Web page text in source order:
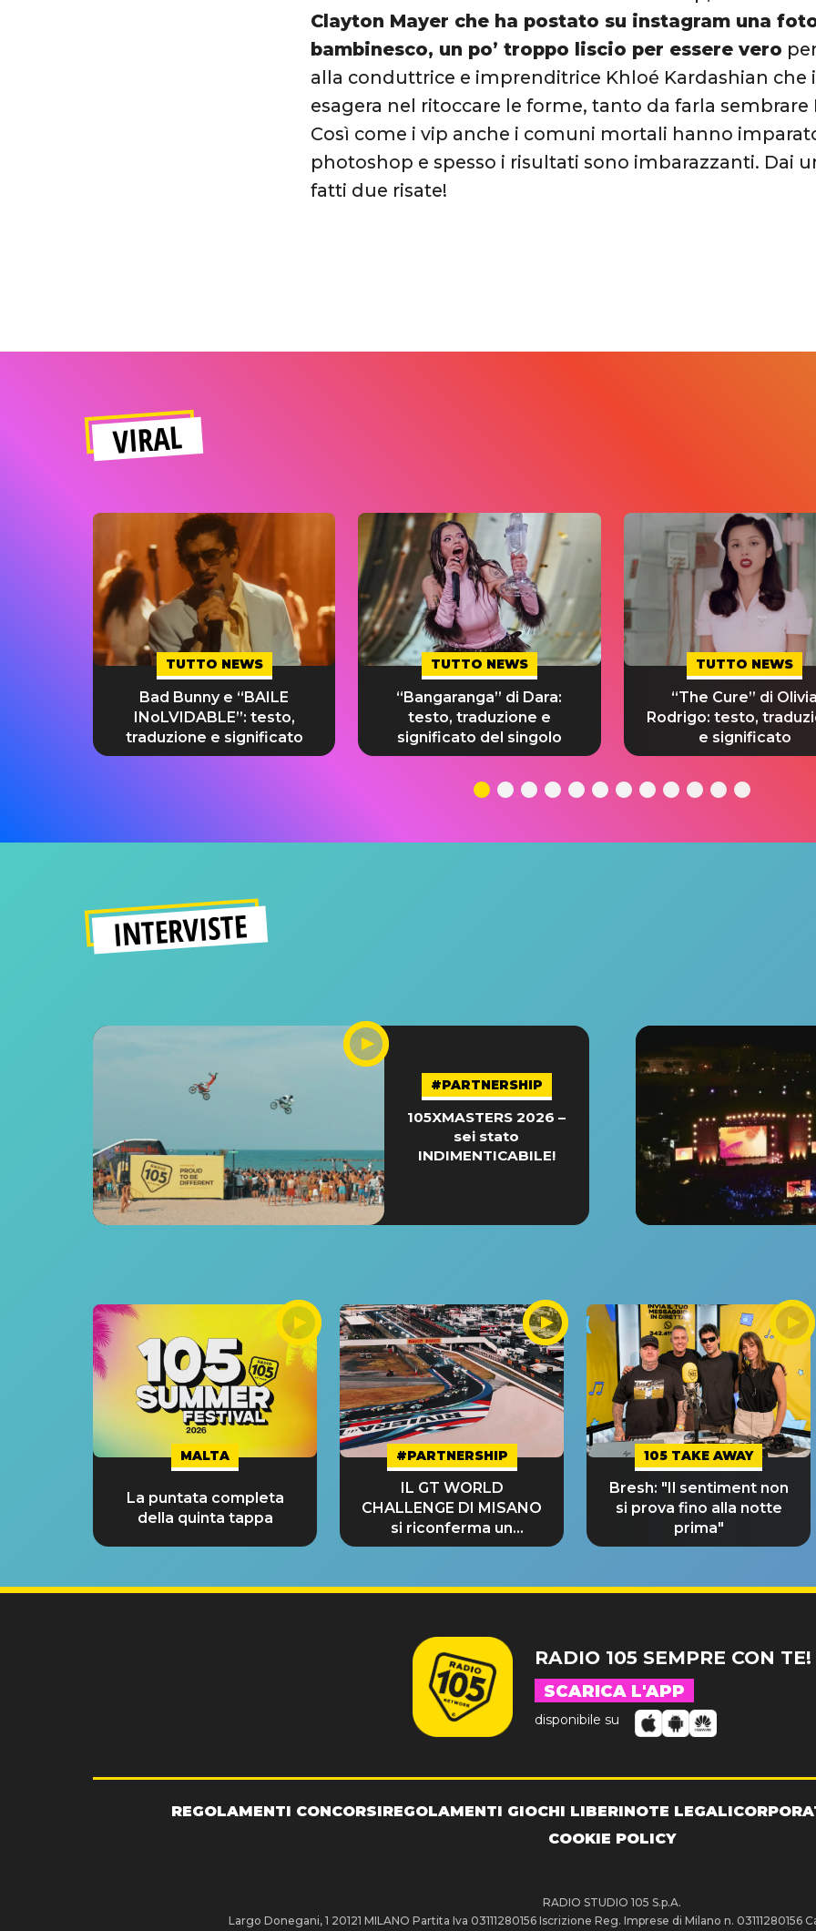
Clayton Mayer che ha postato su instagram una
bambinesco, un po’ troppo liscio per essere vero
alla conduttrice e imprenditrice Khloé Kardashian che
esagera nel ritoccare le forme, tanto da farla sembrare
Così come i vip anche i comuni mortali hanno
photoshop e spesso i risultati sono imbarazzanti. Dai
fatti due risate!
VIRAL
TUTTO NEWS
Bad Bunny e “BAILE
INoLVIDABLE”: testo,
traduzione e significato
TUTTO NEWS
“Bangaranga” di Dara:
testo, traduzione e
significato del singolo
TUTTO NEWS
“The Cure” di Olivia
Rodrigo: testo,
e significato
INTERVISTE
#PARTNERSHIP
105XMASTERS 2026 –
sei stato
INDIMENTICABILE!
MALTA
La puntata completa
della quinta tappa
#PARTNERSHIP
IL GT WORLD
CHALLENGE DI MISANO
si riconferma un
GRANDE SUCCESSO!
105 TAKE AWAY
Bresh: "Il sentiment non
si prova fino alla notte
prima"
RADIO 105 SEMPRE CON TE!
SCARICA L'APP
disponibile su
REGOLAMENTI CONCORSIREGOLAMENTI GIOCHI LIBERINOTE LEGALI
COOKIE POLICY
RADIO STUDIO 105 S.p.A.
Largo Donegani, 1 20121 MILANO Partita Iva 03111280156 Iscrizione Reg. Imprese di Milano n.